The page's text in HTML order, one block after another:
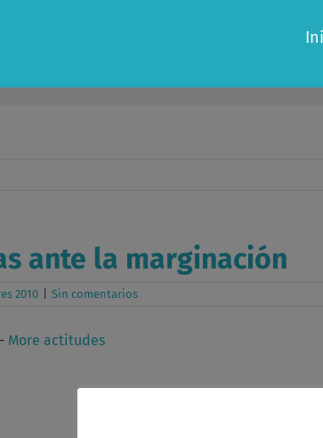
ante la marginación
2010 Sin comentarios
More actitudes